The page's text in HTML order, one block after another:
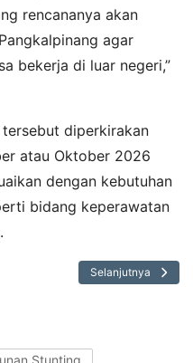
rencananya akan
agar
bekerja di luar negeri,”
diperkirakan
atau Oktober 2026
dengan kebutuhan
bidang keperawatan
Selanjutnya